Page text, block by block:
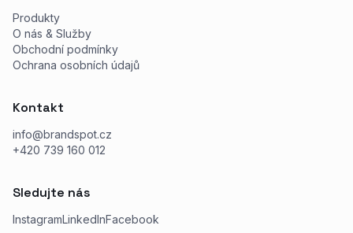
Produkty
O nás & Služby
Obchodní podmínky
Ochrana osobních údajů
Kontakt
info@brandspot.cz
+420 739 160 012
Sledujte nás
InstagramLinkedInFacebook